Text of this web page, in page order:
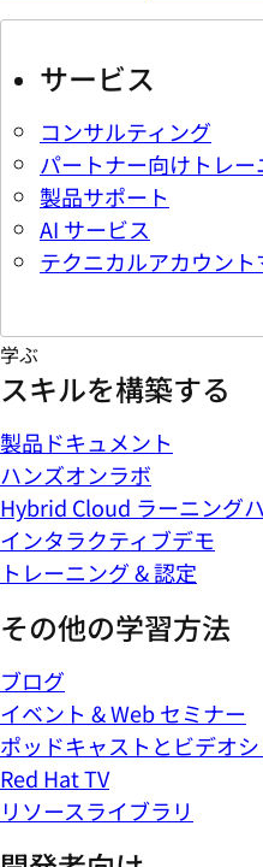
サービス
コンサルティング
パートナー向けトレー
製品サポート
AI サービス
テクニカルアカウン
学ぶ
スキルを構築する
製品ドキュメント
ハンズオンラボ
Hybrid Cloud ラーニング
インタラクティブデモ
トレーニング & 認定
その他の学習方法
ブログ
イベント & Web セミナー
ポッドキャストとビデオ
Red Hat TV
リソースライブラリ